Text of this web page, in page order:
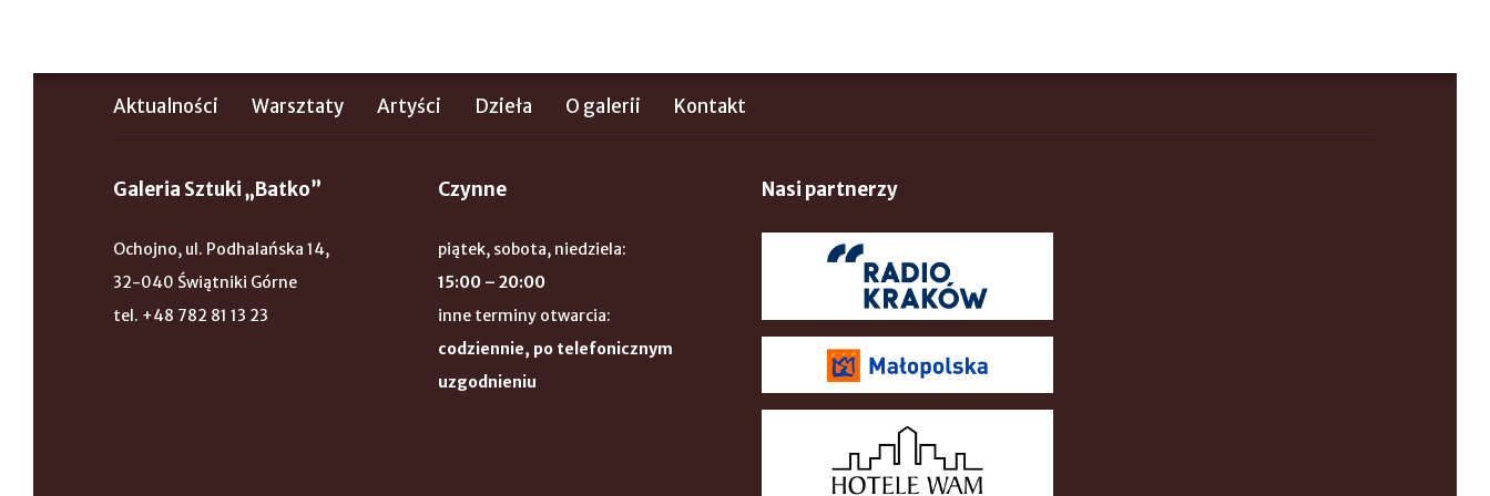
Aktualności Warsztaty Artyści Dzieła O galerii Kontakt
Galeria Sztuki „Batko”
Ochojno, ul. Podhalańska 14,
32-040 Świątniki Górne
tel. +48 782 81 13 23
Czynne
piątek, sobota, niedziela:
15:00 – 20:00
inne terminy otwarcia:
codziennie, po telefonicznym
uzgodnieniu
Nasi partnerzy